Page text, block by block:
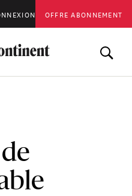
OFFRE ABONNEMENT